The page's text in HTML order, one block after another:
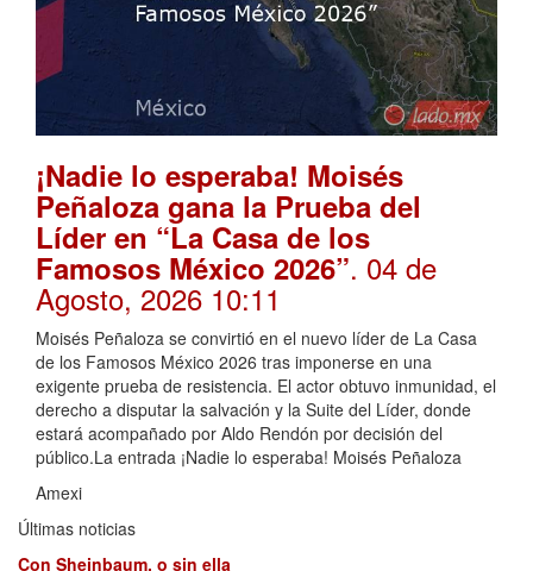
¡Nadie lo esperaba! Moisés
Peñaloza gana la Prueba del
Líder en “La Casa de los
Famosos México 2026”. 04 de
Agosto, 2026 10:11
Moisés Peñaloza se convirtió en el nuevo líder de La Casa
de los Famosos México 2026 tras imponerse en una
exigente prueba de resistencia. El actor obtuvo inmunidad, el
derecho a disputar la salvación y la Suite del Líder, donde
estará acompañado por Aldo Rendón por decisión del
público.La entrada ¡Nadie lo esperaba! Moisés Peñaloza
Amexi
Últimas noticias
Con Sheinbaum, o sin ella